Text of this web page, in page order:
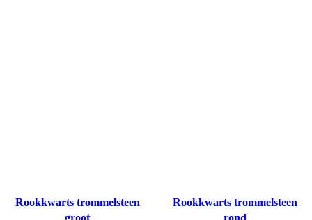
Rookkwarts trommelsteen
groot
Rookkwarts trommelsteen
rond